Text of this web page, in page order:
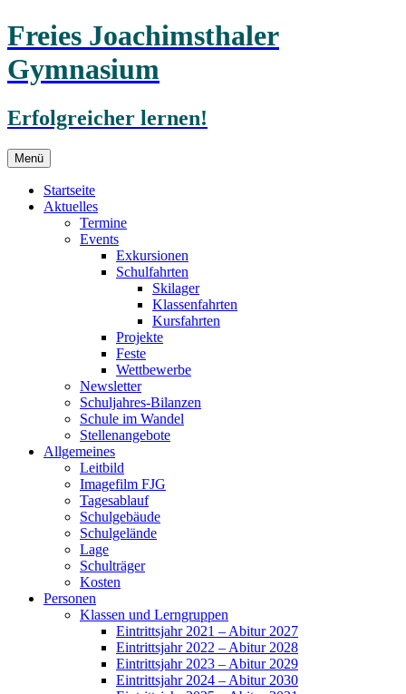
Freies Joachimsthaler
Gymnasium
Erfolgreicher lernen!
Menü Zum
Inhalt
springen
Startseite
Aktuelles
Termine
Events
Exkursionen
Schulfahrten
Skilager
Klassenfahrten
Kursfahrten
Projekte
Feste
Wettbewerbe
Newsletter
Schuljahres-Bilanzen
Schule im Wandel
Stellenangebote
Allgemeines
Leitbild
Imagefilm FJG
Tagesablauf
Schulgebäude
Schulgelände
Lage
Schulträger
Kosten
Personen
Klassen und Lerngruppen
Eintrittsjahr 2021 – Abitur 2027
Eintrittsjahr 2022 – Abitur 2028
Eintrittsjahr 2023 – Abitur 2029
Eintrittsjahr 2024 – Abitur 2030